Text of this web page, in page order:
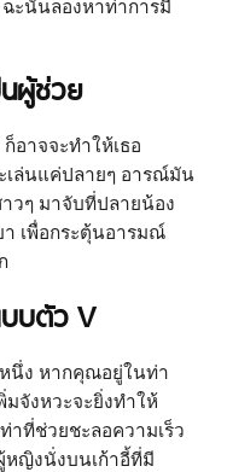
ฉะนั้นลองหาท่าการมี
นผู้ช่วย
อาจจะทำให้เธอ
เล่นแค่ปลายๆ อารณ์มัน
วๆ มาจับที่ปลายน้อง
เพื่อกระตุ้นอารมณ์
บตัว V
หนึ่ง หากคุณอยู่ในท่า
มจังหวะจะยิ่งทำให้
ที่ช่วยชะลอความเร็ว
หญิงนั่งบนเก้าอี้ที่มี